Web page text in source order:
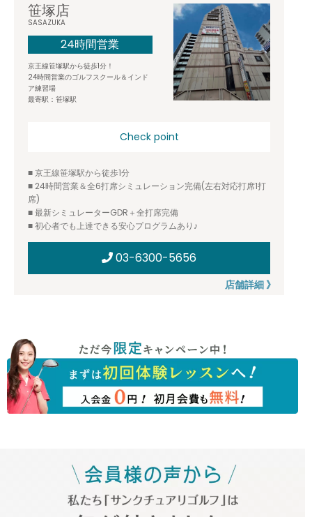
笹塚店
SASAZUKA
24時間営業
京王線笹塚駅から徒歩1分！
24時間営業のゴルフスクール＆インド
ア練習場
最寄駅：笹塚駅
Check point
■ 京王線笹塚駅から徒歩1分
■ 24時間営業＆全6打席シミュレーション完備(左右対応打席1打
席)
■ 最新シミュレーターGDR＋全打席完備
■ 初心者でも上達できる安心プログラムあり♪
03-6300-5656
店舗詳細 》